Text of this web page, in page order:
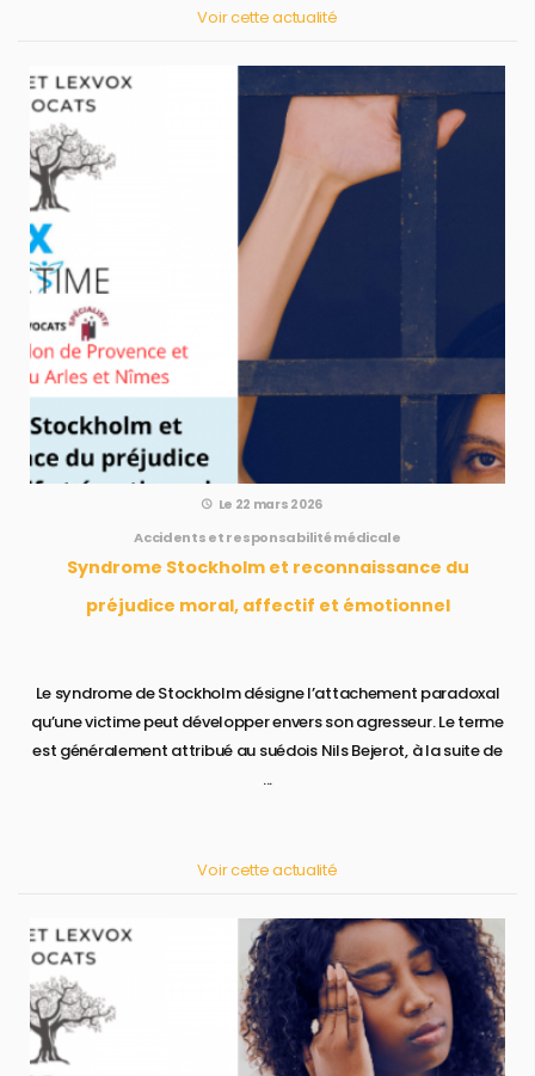
Voir cette actualité
Le 22 mars 2026
Accidents et responsabilité médicale
Syndrome Stockholm et reconnaissance du
préjudice moral, affectif et émotionnel
Le syndrome de Stockholm désigne l’attachement paradoxal
qu’une victime peut développer envers son agresseur. Le terme
est généralement attribué au suédois Nils Bejerot, à la suite de
...
Voir cette actualité